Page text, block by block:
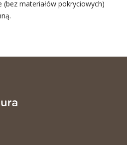
materiałów pokryciowych)